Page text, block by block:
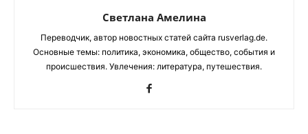
Светлана Амелина
Переводчик, автор новостных статей сайта rusverlag.de.
Основные темы: политика, экономика, общество, события и
происшествия. Увлечения: литература, путешествия.